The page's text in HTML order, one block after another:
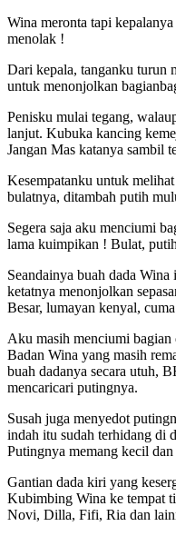
Wina meronta tapi
menolak !
Dari kepala, tanganku turun
untuk menonjolkan
Penisku mulai tegang,
lanjut. Kubuka kancing
Jangan Mas katanya sambil
Kesempatanku untuk
bulatnya, ditambah putih
Segera saja aku menciumi
lama kuimpikan ! Bulat,
Seandainya buah dada
ketatnya menonjolkan
Besar, lumayan kenyal,
Aku masih menciumi bagian
Badan Wina yang masih
buah dadanya secara utuh,
mencaricari putingnya.
Susah juga menyedot
indah itu sudah terhidang di
Putingnya memang kecil
Gantian dada kiri yang
Kubimbing Wina ke tempat
Novi, Dilla, Fifi, Ria dan